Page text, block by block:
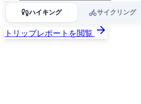
ハイキング サイクリング
トリップレポートを閲覧